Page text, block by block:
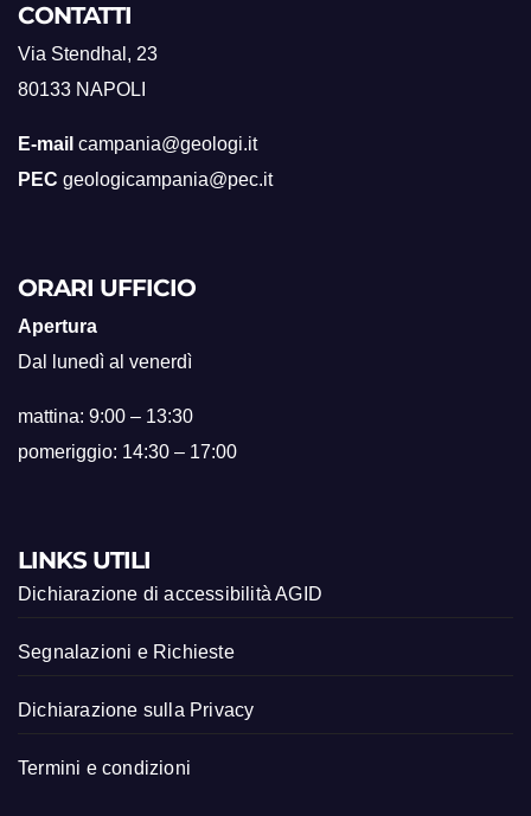
CONTATTI
Via Stendhal, 23
80133 NAPOLI
E-mail campania@geologi.it
PEC geologicampania@pec.it
ORARI UFFICIO
Apertura
Dal lunedì al venerdì
mattina: 9:00 – 13:30
pomeriggio: 14:30 – 17:00
LINKS UTILI
Dichiarazione di accessibilità AGID
Segnalazioni e Richieste
Dichiarazione sulla Privacy
Termini e condizioni